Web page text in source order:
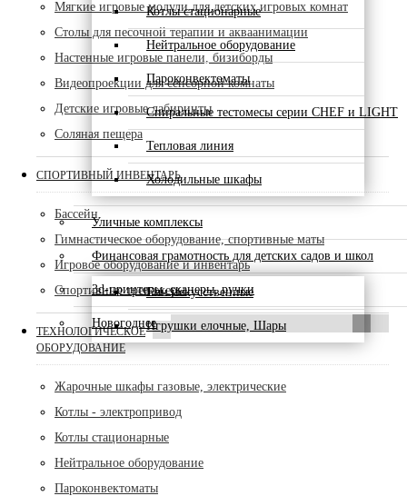
Котлы стационарные
Нейтральное оборудование
Пароконвектоматы
Спиральные тестомесы серии CHEF и LIGHT
Тепловая линия
Холодильные шкафы
Уличные комплексы
Финансовая грамотность для детских садов и школ
3d-принтеры, сканеры, ручки
Новогоднее
Ели искусственные
Игрушки елочные, Шары
Мягкие игровые модули для детских игровых комнат
Столы для песочной терапии и акваанимации
Настенные игровые панели, бизиборды
Видеопроекции для сенсорной комнаты
Детские игровые лабиринты
Соляная пещера
СПОРТИВНЫЙ ИНВЕНТАРЬ
Бассейн
Гимнастическое оборудование, спортивные маты
Игровое оборудование и инвентарь
Спортивные тренажеры
ТЕХНОЛОГИЧЕСКОЕ
ОБОРУДОВАНИЕ
Жарочные шкафы газовые, электрические
Котлы - электропривод
Котлы стационарные
Нейтральное оборудование
Пароконвектоматы